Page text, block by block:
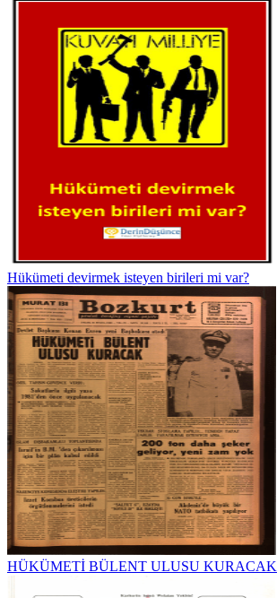
Hükümeti devirmek isteyen birileri mi var?
HÜKÜMETİ BÜLENT ULUSU KURACAK